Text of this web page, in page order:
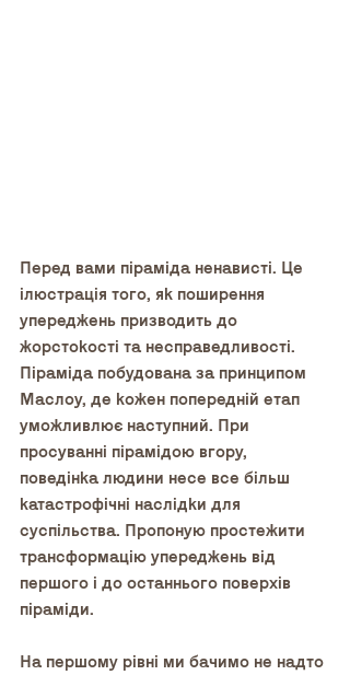
Перед вами піраміда ненависті. Це
ілюстрація того, як поширення
упереджень призводить до
жорстокості та несправедливості.
Піраміда побудована за принципом
Маслоу, де кожен попередній етап
уможливлює наступний. При
просуванні пірамідою вгору,
поведінка людини несе все більш
катастрофічні наслідки для
суспільства. Пропоную простежити
трансформацію упереджень від
першого і до останнього поверхів
піраміди.
На першому рівні ми бачимо не надто